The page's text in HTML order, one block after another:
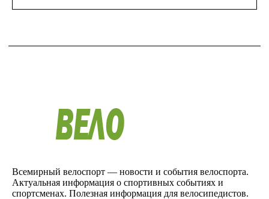
Всемирный велоспорт — новости и события велоспорта.
Актуальная информация о спортивных событиях и
спортсменах. Полезная информация для велосипедистов.